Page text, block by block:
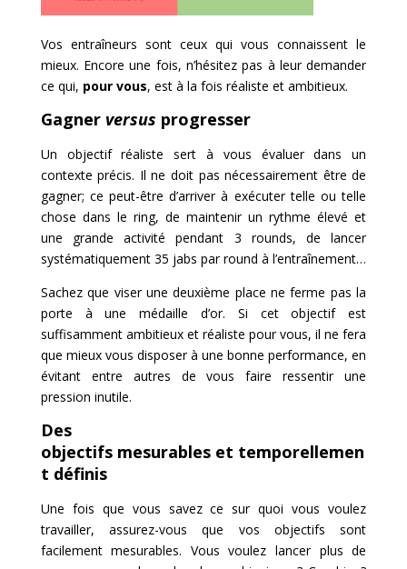
Vos entraîneurs sont ceux qui vous connaissent le
mieux. Encore une fois, n’hésitez pas à leur demander
ce qui, pour vous, est à la fois réaliste et ambitieux.
Gagner versus progresser
Un objectif réaliste sert à vous évaluer dans un
contexte précis. Il ne doit pas nécessairement être de
gagner; ce peut-être d’arriver à exécuter telle ou telle
chose dans le ring, de maintenir un rythme élevé et
une grande activité pendant 3 rounds, de lancer
systématiquement 35 jabs par round à l’entraînement…
Sachez que viser une deuxième place ne ferme pas la
porte à une médaille d’or. Si cet objectif est
suffisamment ambitieux et réaliste pour vous, il ne fera
que mieux vous disposer à une bonne performance, en
évitant entre autres de vous faire ressentir une
pression inutile.
Des
objectifs mesurables et temporellemen
t définis
Une fois que vous savez ce sur quoi vous voulez
travailler, assurez-vous que vos objectifs sont
facilement mesurables. Vous voulez lancer plus de